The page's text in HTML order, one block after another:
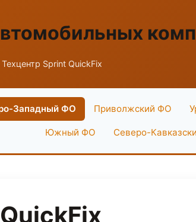
Техцентр Sprint QuickFix
Западный ФО Приволжский ФО
Южный ФО Северо-